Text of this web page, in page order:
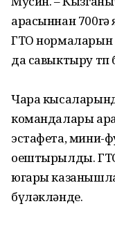
арасыннан
ГТО
да савыктыру
Чара
командалары
эстафета, мини-
оештырылды.
югары
бүләкләнде.